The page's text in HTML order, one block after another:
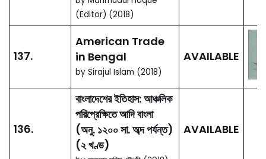
02.History of
Bangladesh:
Sultanate and
Mughal Periods
(c. 1200 to 1800
CE), Vol. 2: Society
Economy Culture
by Abdul Momin
Chowdhury (Editor)